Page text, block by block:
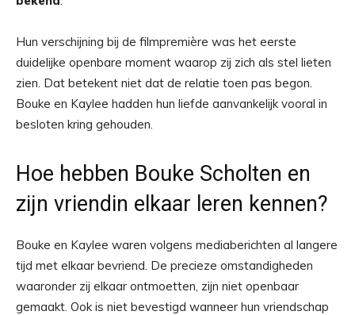
Hun verschijning bij de filmpremière was het eerste
duidelijke openbare moment waarop zij zich als stel lieten
zien. Dat betekent niet dat de relatie toen pas begon.
Bouke en Kaylee hadden hun liefde aanvankelijk vooral in
besloten kring gehouden.
Hoe hebben Bouke Scholten en
zijn vriendin elkaar leren kennen?
Bouke en Kaylee waren volgens mediaberichten al langere
tijd met elkaar bevriend. De precieze omstandigheden
waaronder zij elkaar ontmoetten, zijn niet openbaar
gemaakt. Ook is niet bevestigd wanneer hun vriendschap